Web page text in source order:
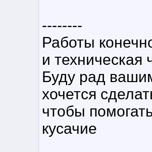
--------
Работы
и техническая
Буду рад
хочется
чтобы
кусачие